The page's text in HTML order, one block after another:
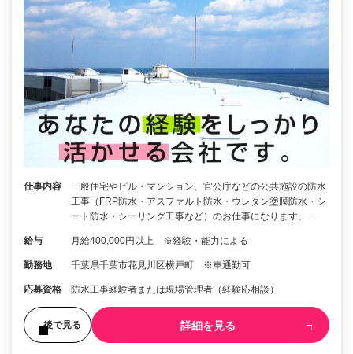
仕事内容
一般住宅やビル・マンション、官公庁などの公共施設の防水
工事（FRP防水・アスファルト防水・ウレタン塗膜防水・シ
ート防水・シーリング工事など）のお仕事になります。…
給与 月給400,000円以上 ※経験・能力による
勤務地 千葉県千葉市花見川区横戸町 ※車通勤可
応募資格 防水工事経験者または現場管理者（経験応相談）
後で見る 詳細を見る